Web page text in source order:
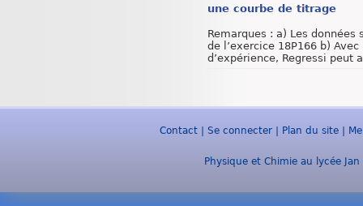
une courbe de titrage
Remarques : a) Les données
de l’exercice 18P166 b)
d’expérience, Regressi peut
Contact | Se connecter | Plan du site |
Physique et Chimie au lycée